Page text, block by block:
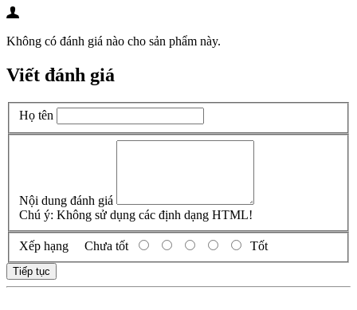
Không có đánh giá nào cho sản phẩm này.
Viết đánh giá
Họ tên
Nội dung đánh giá
Chú ý: Không sử dụng các định dạng HTML!
Xếp hạng Chưa tốt Tốt
Tiếp tục